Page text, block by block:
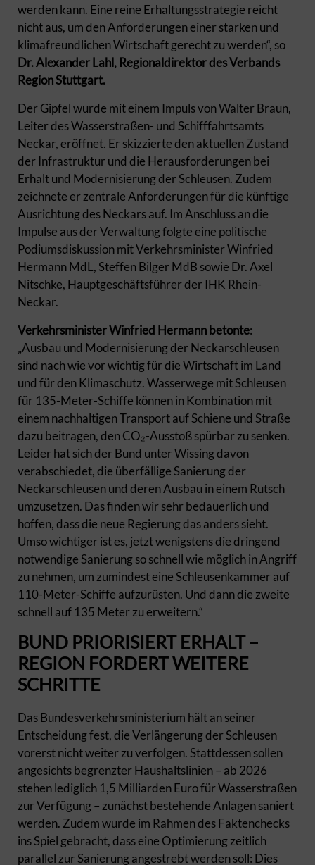
werden kann. Eine reine Erhaltungsstrategie reicht
nicht aus, um den Anforderungen einer starken und
klimafreundlichen Wirtschaft gerecht zu werden“, so
Dr. Alexander Lahl, Regionaldirektor des Verbands
Region Stuttgart.
Der Gipfel wurde mit einem Impuls von Walter Braun,
Leiter des Wasserstraßen- und Schifffahrtsamts
Neckar, eröffnet. Er skizzierte den aktuellen Zustand
der Infrastruktur und die Herausforderungen bei
Erhalt und Modernisierung der Schleusen. Zudem
zeichnete er zentrale Anforderungen für die künftige
Ausrichtung des Neckars auf. Im Anschluss an die
Impulse aus der Verwaltung folgte eine politische
Podiumsdiskussion mit Verkehrsminister Winfried
Hermann MdL, Steffen Bilger MdB sowie Dr. Axel
Nitschke, Hauptgeschäftsführer der IHK Rhein-
Neckar.
Verkehrsminister Winfried Hermann betonte:
„Ausbau und Modernisierung der Neckarschleusen
sind nach wie vor wichtig für die Wirtschaft im Land
und für den Klimaschutz. Wasserwege mit Schleusen
für 135-Meter-Schiffe können in Kombination mit
einem nachhaltigen Transport auf Schiene und Straße
dazu beitragen, den CO₂-Ausstoß spürbar zu senken.
Leider hat sich der Bund unter Wissing davon
verabschiedet, die überfällige Sanierung der
Neckarschleusen und deren Ausbau in einem Rutsch
umzusetzen. Das finden wir sehr bedauerlich und
hoffen, dass die neue Regierung das anders sieht.
Umso wichtiger ist es, jetzt wenigstens die dringend
notwendige Sanierung so schnell wie möglich in Angriff
zu nehmen, um zumindest eine Schleusenkammer auf
110-Meter-Schiffe aufzurüsten. Und dann die zweite
schnell auf 135 Meter zu erweitern.“
BUND PRIORISIERT ERHALT –
REGION FORDERT WEITERE
SCHRITTE
Das Bundesverkehrsministerium hält an seiner
Entscheidung fest, die Verlängerung der Schleusen
vorerst nicht weiter zu verfolgen. Stattdessen sollen
angesichts begrenzter Haushaltslinien – ab 2026
stehen lediglich 1,5 Milliarden Euro für Wasserstraßen
zur Verfügung – zunächst bestehende Anlagen saniert
werden. Zudem wurde im Rahmen des Faktenchecks
ins Spiel gebracht, dass eine Optimierung zeitlich
parallel zur Sanierung angestrebt werden soll: Dies